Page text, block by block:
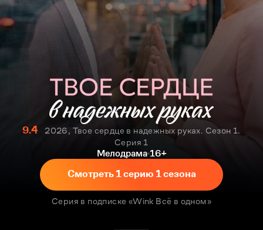
9.4
2026, Твое сердце в надежных руках. Сезон 1.
Серия 1
Мелодрама 16+
Смотреть 1 серию 1 сезона
Серия в подписке «Wink Всё в одном»